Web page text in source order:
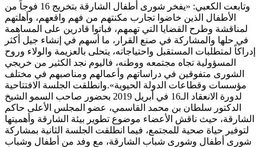
وتابعت الكعبي: «يفخر شورى أطفال الشارقة بتخريج 16 فوجاً من
الأطفال الذين خاضوا تجارب مكنتهم من فهم واقعهم، وأهلتهم
لمناقشة وطرح القضايا التي تهمهم، فباتوا قادرين على المساهمة
في حلها والمشاركة في صنع القرار، ما أسهم في إنشاء جيل أكثر
إدراكاً لمتطلبات المستقبل واحتياجاته، يتحلى بالعزيمة والولاء وروح
المسؤولية تجاه مجتمعه ووطنه، فاليوم نجد الكثير من خريجي
الشورى متفوقين في دراساتهم وأعمالهم ومناصبهم في مختلف
مؤسسات وقطاعات الدولة الحيوية».وانطلقت الجلسة الافتتاحية
لدورة الانعقاد الـ16 في أبريل 2019 بحضور صاحب السمو الشيخ
الدكتور سلطان بن محمد القاسمي، عضو المجلس الأعلى حاكم
الشارقة، حيث ناقش الأعضاء موضوع تطوير بيئة الشارقة وأهميتها
لتوفير حياة صحية للمجتمع، فيما انطلقت الجلسة الثانية بمشاركة
شورى أطفال وشورى شباب الشارقة، مع وفد من أطفال وشباب